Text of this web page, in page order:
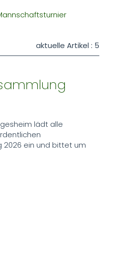
aktuelle Artikel : 5
lädt alle
2026 ein und bittet um